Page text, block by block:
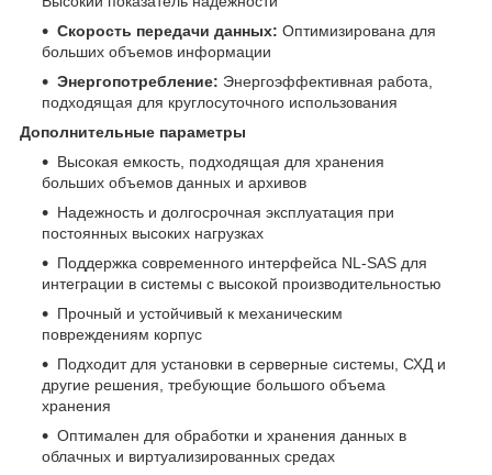
Скорость передачи данных: Оптимизирована для
больших объемов информации
Энергопотребление: Энергоэффективная работа,
подходящая для круглосуточного использования
Дополнительные параметры
Высокая емкость, подходящая для хранения
больших объемов данных и архивов
Надежность и долгосрочная эксплуатация при
постоянных высоких нагрузках
Поддержка современного интерфейса NL-SAS для
интеграции в системы с высокой производительностью
Прочный и устойчивый к механическим
повреждениям корпус
Подходит для установки в серверные системы, СХД и
другие решения, требующие большого объема
хранения
Оптимален для обработки и хранения данных в
облачных и виртуализированных средах